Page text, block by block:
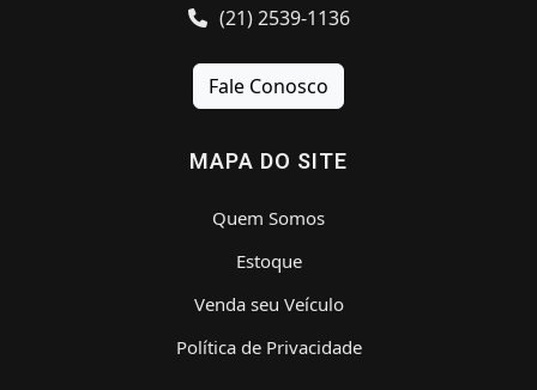
(21) 2539-1136
Fale Conosco
MAPA DO SITE
Quem Somos
Estoque
Venda seu Veículo
Política de Privacidade